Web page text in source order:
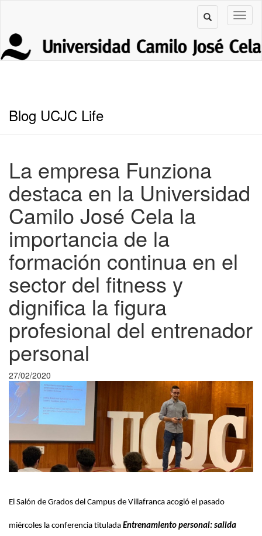
Blog UCJC Life
La empresa Funziona
destaca en la Universidad
Camilo José Cela la
importancia de la
formación continua en el
sector del fitness y
dignifica la figura
profesional del entrenador
personal
27/02/2020
El Salón de Grados del Campus de Villafranca acogió el pasado
miércoles la conferencia titulada Entrenamiento personal: salida